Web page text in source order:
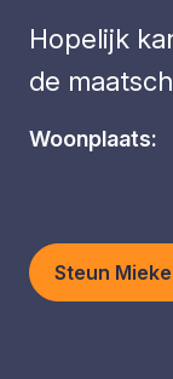
Hopelijk
de
Woonplaats:
Steun